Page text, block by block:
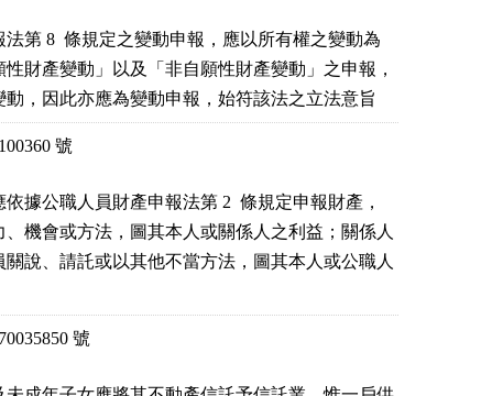
第 8  條規定之變動申報，應以所有權之變動為
財產變動」以及「非自願性財產變動」之申報，
，因此亦應為變動申報，始符該法之立法意旨
號
據公職人員財產申報法第 2  條規定申報財產，
機會或方法，圖其本人或關係人之利益；關係人
說、請託或以其他不當方法，圖其本人或公職人
號